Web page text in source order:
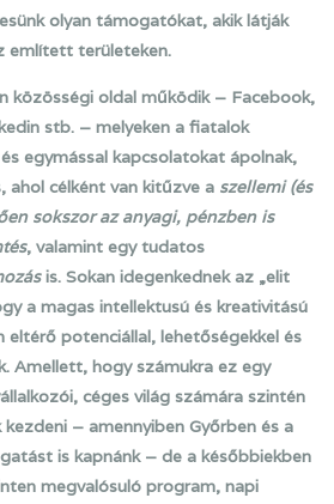
olyan támogatókat, akik látják
említett területeken.
közösségi oldal működik – Facebook,
stb. – melyeken a fiatalok
egymással kapcsolatokat ápolnak,
ahol célként van kitűzve a szellemi (és
sokszor az anyagi, pénzben is
, valamint egy tudatos
is. Sokan idegenkednek az „elit
a magas intellektusú és kreativitású
potenciállal, lehetőségekkel és
Amellett, hogy számukra ez egy
céges világ számára szintén
– amennyiben Győrben és a
is kapnánk – de a későbbiekben
megvalósuló program, napi